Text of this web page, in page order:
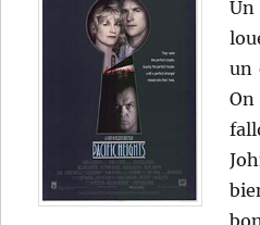
Un
un
On